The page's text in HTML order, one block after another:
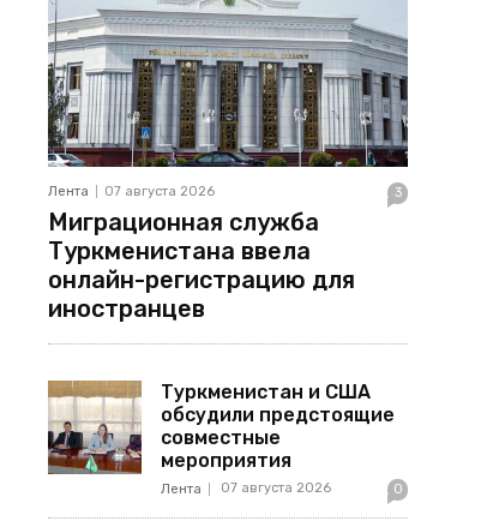
Лента 07 августа 2026 3
Миграционная служба
Туркменистана ввела
онлайн-регистрацию для
иностранцев
Туркменистан и США
обсудили предстоящие
совместные
мероприятия
Лента 07 августа 2026 0